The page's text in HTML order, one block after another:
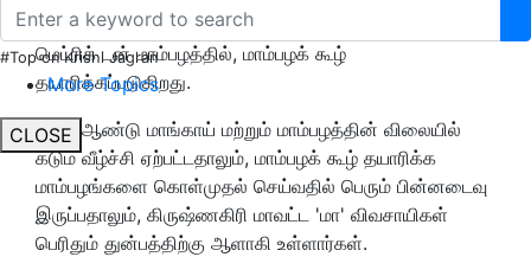
#Top on Krishi Jagran
More Topics
CLOSE
மாம்பழம் உற்பத்தி செய்யப்படுகிறது. அதில் 2 லட்சம்
மெட்ரிக் டன் மாம்பழத்தில், மாம்பழக் கூழ்
தயாரிக்கப்படுகிறது.
இந்த ஆண்டு மாங்காய் மற்றும் மாம்பழத்தின் விலையில்
கடும் வீழ்ச்சி ஏற்பட்டதாலும், மாம்பழக் கூழ் தயாரிக்க
மாம்பழங்களை கொள்முதல் செய்வதில் பெரும் பின்னடைவு
இருப்பதாலும், கிருஷ்ணகிரி மாவட்ட 'மா' விவசாயிகள்
பெரிதும் துன்பத்திற்கு ஆளாகி உள்ளார்கள்.